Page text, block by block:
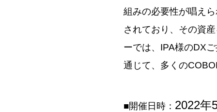
組みの必要性が唱え
されており、その資
ーでは、IPA様のDX
通じて、多くの
■開催日時： 2022年